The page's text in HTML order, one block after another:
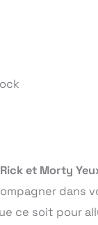
et Morty
dans
ce soit pour